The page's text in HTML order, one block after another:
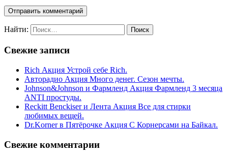
Найти:
Свежие записи
Rich Акция Устрой себе Rich.
Авторадио Акция Много денег. Сезон мечты.
Johnson&Johnson и Фармленд Акция Фармленд 3 месяца
ANTI простуды.
Reckitt Benckiser и Лента Акция Все для стирки
любимых вещей.
Dr.Korner в Пятёрочке Акция С Корнерсами на Байкал.
Свежие комментарии